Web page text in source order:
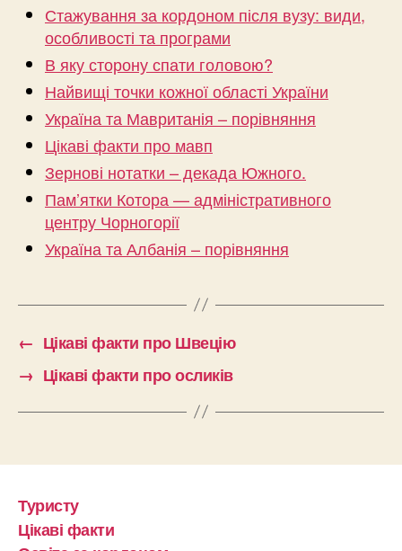
Стажування за кордоном після вузу: види,
особливості та програми
В яку сторону спати головою?
Найвищі точки кожної області України
Україна та Мавританія – порівняння
Цікаві факти про мавп
Зернові нотатки – декада Южного.
Пам’ятки Котора — адміністративного
центру Чорногорії
Україна та Албанія – порівняння
← Цікаві факти про Швецію
→ Цікаві факти про осликів
Туристу
Цікаві факти